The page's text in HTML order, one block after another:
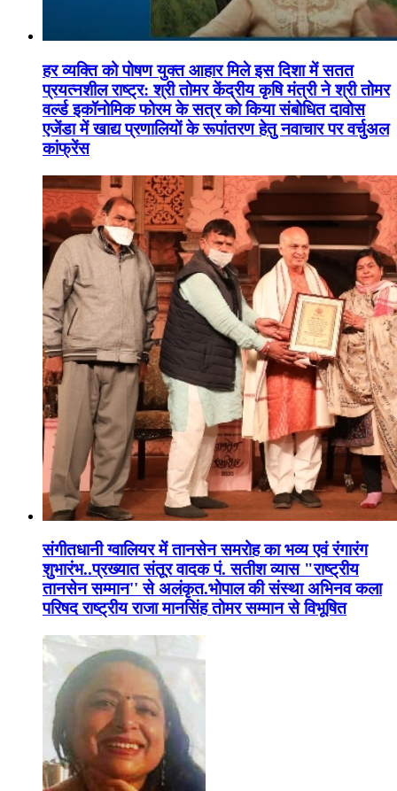
हर व्यक्ति को पोषण युक्त आहार मिले इस दिशा में सतत
प्रयत्नशील राष्ट्र: श्री तोमर केंद्रीय कृषि मंत्री ने श्री तोमर
वर्ल्ड इकॉनोमिक फोरम के सत्र को किया संबोधित दावोस
एजेंडा में खाद्य प्रणालियों के रूपांतरण हेतु नवाचार पर वर्चुअल
कांफ्रेंस
संगीतधानी ग्वालियर में तानसेन समरोह का भव्य एवं रंगारंग
शुभारंभ..प्रख्यात संतूर वादक पं. सतीश व्यास "राष्ट्रीय
तानसेन सम्मान'' से अलंकृत.भोपाल की संस्था अभिनव कला
परिषद राष्ट्रीय राजा मानसिंह तोमर सम्मान से विभूषित